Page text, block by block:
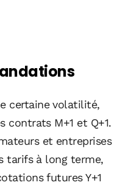
certaine volatilité,
contrats M+1 et Q+1.
et entreprises
tarifs à long terme,
futures Y+1